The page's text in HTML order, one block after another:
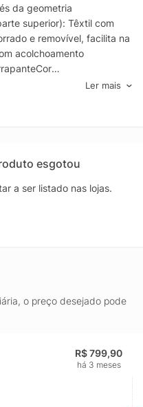
da geometria
superior): Têxtil com
e removível, facilita na
acolchoamento
FemininoAjuste:
Ler mais
esgotou
a ser listado nas lojas.
o preço desejado pode
R$ 799,90
há 3 meses